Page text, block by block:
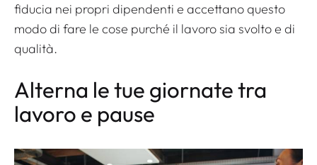
fiducia nei propri dipendenti e accettano questo
modo di fare le cose purché il lavoro sia svolto e di
qualità.
Alterna le tue giornate tra
lavoro e pause